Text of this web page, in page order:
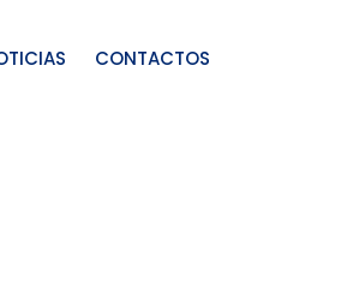
CONTACTOS